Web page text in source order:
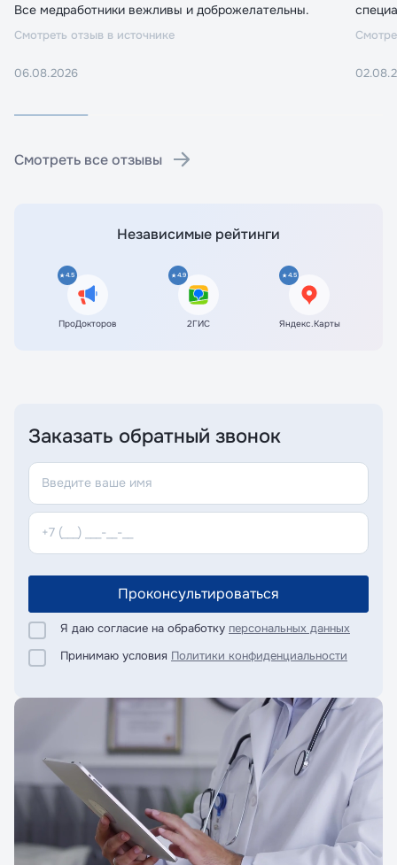
Все медработники вежливы и доброжелательны.
Смотреть отзыв в источнике
06.08.2026
Смотреть все отзывы
Независимые рейтинги
4.5
ПроДокторов
4.9
2ГИС
4.5
Яндекс.Карты
Заказать обратный звонок
Проконсультироваться
Я даю согласие на обработку персональных данных
Принимаю условия Политики конфиденциальности